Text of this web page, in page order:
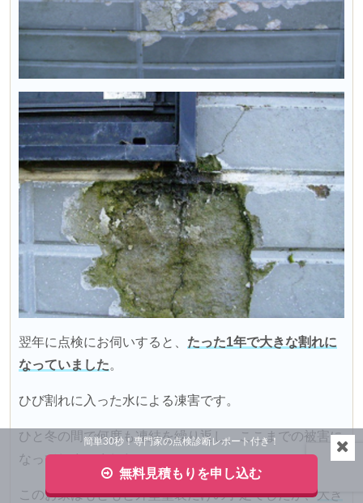
翌年に点検にお伺いすると、 たった1年で大きな割れに
なっていました。
ひび割れに入った水による凍害です。
ひと冬の間で何度も凍結を繰り返し、ここまでの被害に
なってしまいました。
このお家はもともと外壁塗装だけの予定でしたが、大き
簡単30秒！専門家の点検診断レポート付き！
無料見積もりを申し込む